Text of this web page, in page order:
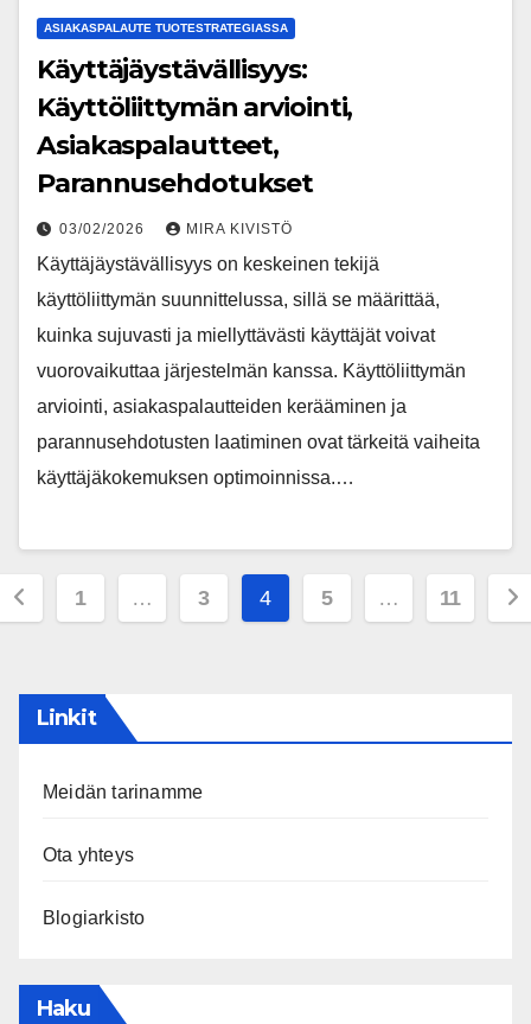
ASIAKASPALAUTE TUOTESTRATEGIASSA
Käyttäjäystävällisyys:
Käyttöliittymän arviointi,
Asiakaspalautteet,
Parannusehdotukset
03/02/2026 MIRA KIVISTÖ
Käyttäjäystävällisyys on keskeinen tekijä
käyttöliittymän suunnittelussa, sillä se määrittää,
kuinka sujuvasti ja miellyttävästi käyttäjät voivat
vuorovaikuttaa järjestelmän kanssa. Käyttöliittymän
arviointi, asiakaspalautteiden kerääminen ja
parannusehdotusten laatiminen ovat tärkeitä vaiheita
käyttäjäkokemuksen optimoinnissa.…
1 … 3 4 5 … 11
Linkit
Meidän tarinamme
Ota yhteys
Blogiarkisto
Haku